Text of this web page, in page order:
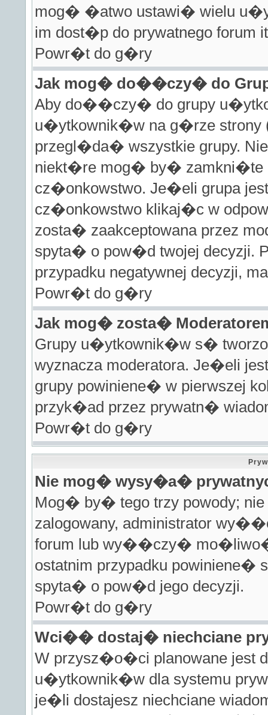
mog� �atwo ustawi� wielu
im dost�p do prywatnego forum
Powr�t do g�ry
Jak mog� do��czy� do
Aby do��czy� do grupy
u�ytkownik�w na g�rze strony
przegl�da� wszystkie grupy.
niekt�re mog� by� zamkni�te
cz�onkowstwo. Je�eli grupa
cz�onkowstwo klikaj�c w
zosta� zaakceptowana przez
spyta� o pow�d twojej decyzji.
przypadku negatywnej decyzji,
Powr�t do g�ry
Jak mog� zosta�
Grupy u�ytkownik�w s�
wyznacza moderatora. Je�eli
grupy powiniene� w pierwszej
przyk�ad przez prywatn�
Powr�t do g�ry
Nie mog� wysy�a�
Mog� by� tego trzy powody;
zalogowany, administrator
forum lub wy��czy�
ostatnim przypadku
spyta� o pow�d jego decyzji.
Powr�t do g�ry
Wci�� dostaj� niechciane
W przysz�o�ci planowane jest
u�ytkownik�w dla systemu
je�li dostajesz niechciane